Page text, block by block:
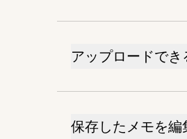
アップロードで
保存したメモを編